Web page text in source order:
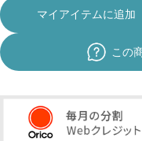
マイアイテムに追加
この